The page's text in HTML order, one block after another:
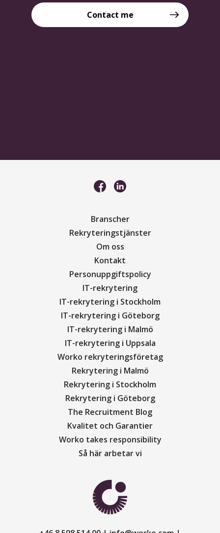
Contact me
Branscher
Rekryteringstjänster
Om oss
Kontakt
Personuppgiftspolicy
IT-rekrytering
IT-rekrytering i Stockholm
IT-rekrytering i Göteborg
IT-rekrytering i Malmö
IT-rekrytering i Uppsala
Worko rekryteringsföretag
Rekrytering i Malmö
Rekrytering i Stockholm
Rekrytering i Göteborg
The Recruitment Blog
Kvalitet och Garantier
Worko takes responsibility
Så här arbetar vi